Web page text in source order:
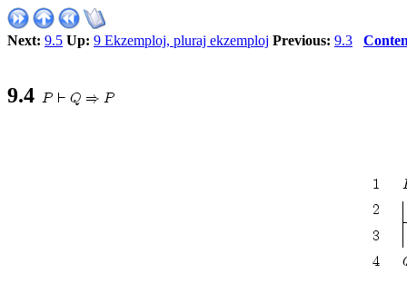
Next: 9.5 Up: 9 Ekzemploj, pluraj ekzemploj Previous: 9.3
9.4